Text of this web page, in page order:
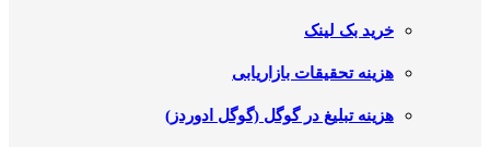
خرید بک لینک
هزینه تحقیقات بازاریابی
هزینه تبلیغ در گوگل (گوگل ادوردز)